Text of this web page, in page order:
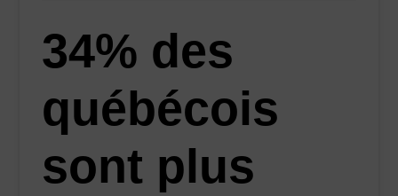
34% des
québécois
sont plus